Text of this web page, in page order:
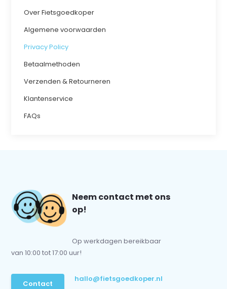
Over Fietsgoedkoper
Algemene voorwaarden
Privacy Policy
Betaalmethoden
Verzenden & Retourneren
Klantenservice
FAQs
Neem contact met ons
op!
Op werkdagen bereikbaar
van 10:00 tot 17:00 uur!
Contact
hallo@fietsgoedkoper.nl